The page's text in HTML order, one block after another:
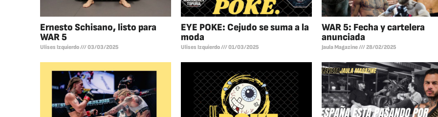
Ernesto Schisano, listo para
WAR 5
Ulises Izquierdo 03/03/2025
EYE POKE: Cejudo se suma a la
moda
Ulises Izquierdo 01/03/2025
WAR 5: Fecha y cartelera
anunciada
Jaula Magazine 28/02/2025